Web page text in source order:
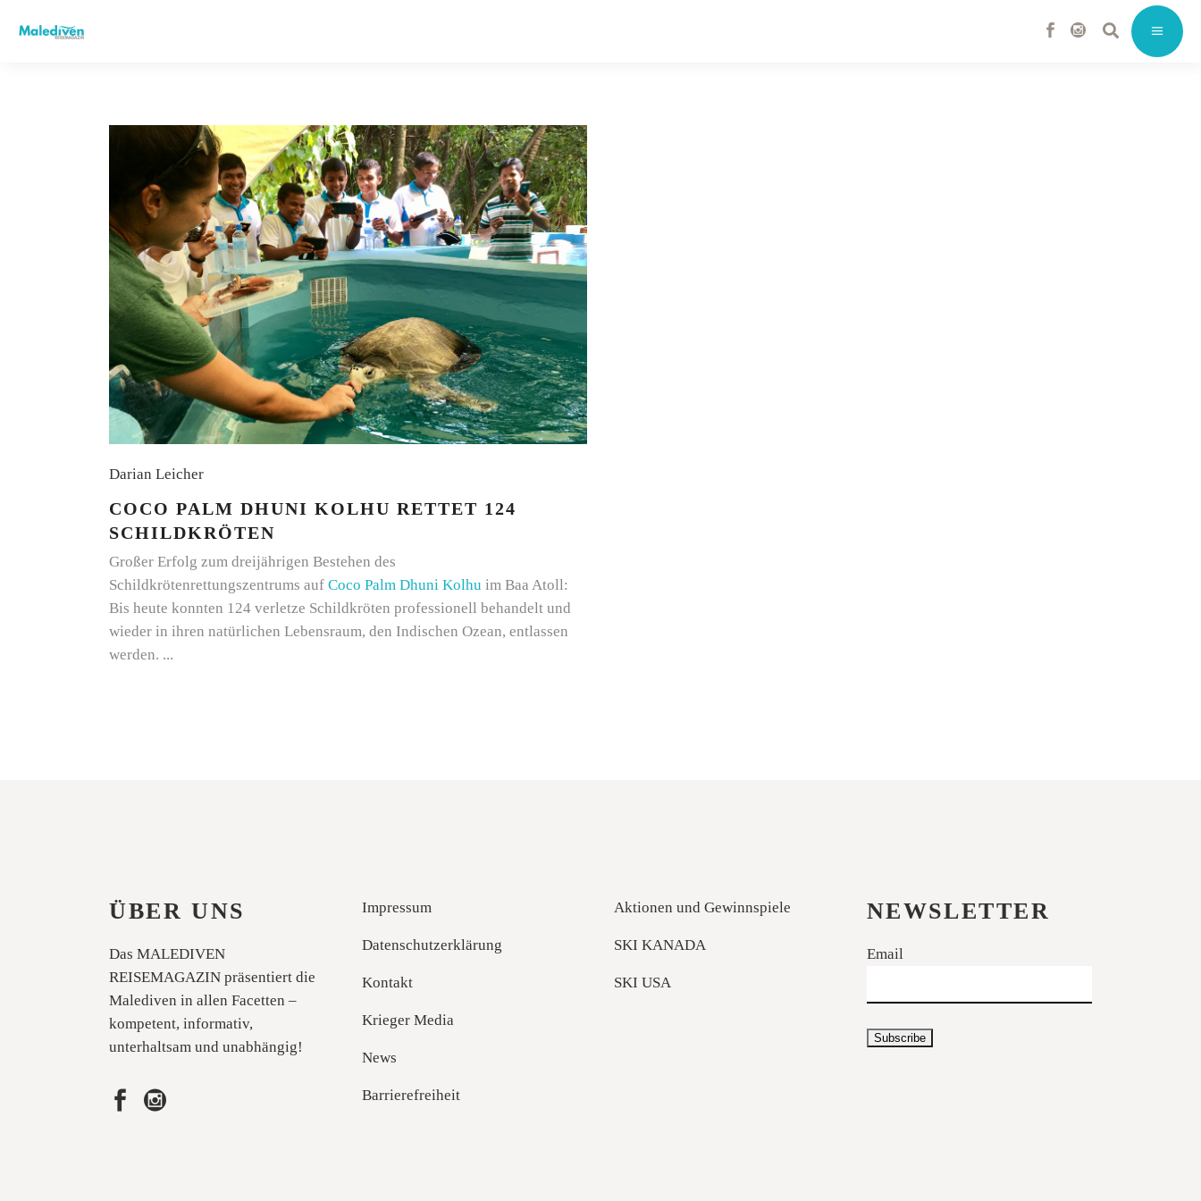
Darian Leicher
COCO PALM DHUNI KOLHU RETTET 124
SCHILDKRÖTEN
Großer Erfolg zum dreijährigen Bestehen des
Schildkrötenrettungszentrums auf Coco Palm Dhuni Kolhu im Baa Atoll:
Bis heute konnten 124 verletze Schildkröten professionell behandelt und
wieder in ihren natürlichen Lebensraum, den Indischen Ozean, entlassen
werden.
ÜBER UNS
Das MALEDIVEN
REISEMAGAZIN präsentiert die
Malediven in allen Facetten –
kompetent, informativ,
unterhaltsam und unabhängig!
Impressum
Datenschutzerklärung
Kontakt
Krieger Media
News
Barrierefreiheit
Aktionen und Gewinnspiele
SKI KANADA
SKI USA
NEWSLETTER
Email